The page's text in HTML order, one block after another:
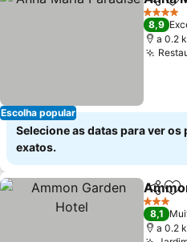
Escolha popular
4 Estrelas
8,9
a 0.2
Selecione as datas para ver os
exatos.
3 Estrelas
8,1
a 0.2